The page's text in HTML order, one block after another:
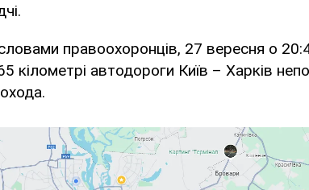
правоохоронців, 27 вересня о
кілометрі автодороги Київ – Харків